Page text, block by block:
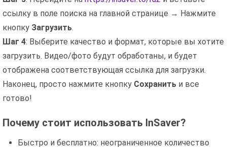
ссылку в поле поиска на главной странице → Нажмите
кнопку Загрузить.
Шаг 4: Выберите качество и формат, которые вы хотите
загрузить. Видео/фото будут обработаны, и будет
отображена соответствующая ссылка для загрузки.
Наконец, просто нажмите кнопку Сохранить и все
готово!
Почему стоит использовать InSaver?
Быстро и бесплатно: неограниченное количество